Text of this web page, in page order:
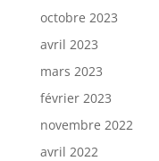
octobre 2023
avril 2023
mars 2023
février 2023
novembre 2022
avril 2022